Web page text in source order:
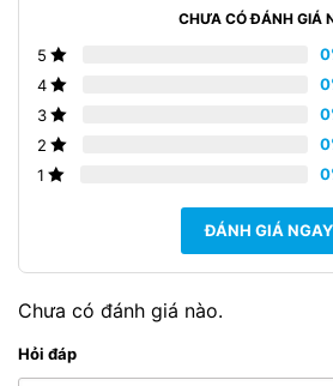
CHƯA CÓ ĐÁNH GIÁ
5
4
3
2
1
ĐÁNH GIÁ NGAY
Chưa có đánh giá nào.
Hỏi đáp